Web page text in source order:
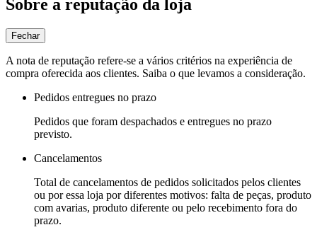
Sobre a reputação da loja
Fechar
A nota de reputação refere-se a vários critérios na experiência de
compra oferecida aos clientes. Saiba o que levamos a consideração.
Pedidos entregues no prazo
Pedidos que foram despachados e entregues no prazo
previsto.
Cancelamentos
Total de cancelamentos de pedidos solicitados pelos clientes
ou por essa loja por diferentes motivos: falta de peças, produto
com avarias, produto diferente ou pelo recebimento fora do
prazo.